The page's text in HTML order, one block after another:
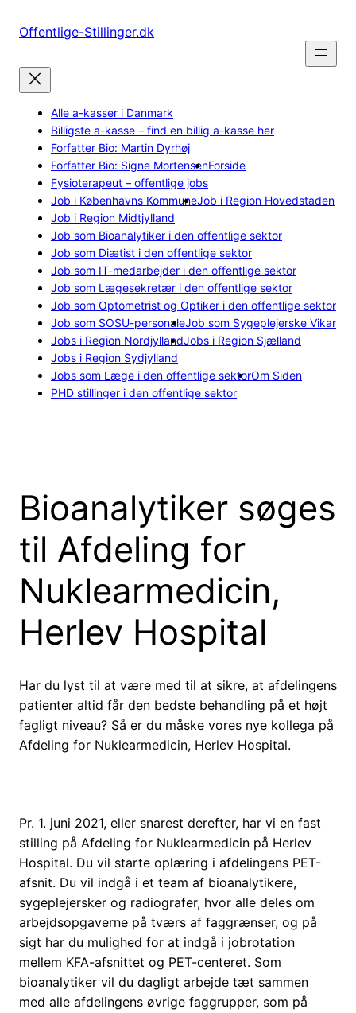
Offentlige-Stillinger.dk
Alle a-kasser i Danmark
Billigste a-kasse – find en billig a-kasse her
Forfatter Bio: Martin Dyrhøj
Forfatter Bio: Signe MortensenForside
Fysioterapeut – offentlige jobs
Job i Københavns KommuneJob i Region Hovedstaden
Job i Region Midtjylland
Job som Bioanalytiker i den offentlige sektor
Job som Diætist i den offentlige sektor
Job som IT-medarbejder i den offentlige sektor
Job som Lægesekretær i den offentlige sektor
Job som Optometrist og Optiker i den offentlige sektor
Job som SOSU-personaleJob som Sygeplejerske Vikar
Jobs i Region NordjyllandJobs i Region Sjælland
Jobs i Region Sydjylland
Jobs som Læge i den offentlige sektorOm Siden
PHD stillinger i den offentlige sektor
Bioanalytiker søges
til Afdeling for
Nuklearmedicin,
Herlev Hospital
Har du lyst til at være med til at sikre, at afdelingens
patienter altid får den bedste behandling på et højt
fagligt niveau? Så er du måske vores nye kollega på
Afdeling for Nuklearmedicin, Herlev Hospital. ​
Pr. 1. juni 2021, eller snarest derefter, har vi en fast
stilling på Afdeling for Nuklearmedicin på Herlev
Hospital. Du vil starte oplæring i afdelingens PET-
afsnit. Du vil indgå i et team af bioanalytikere,
sygeplejersker og radiografer, hvor alle deles om
arbejdsopgaverne på tværs af faggrænser, og på
sigt har du mulighed for at indgå i jobrotation
mellem KFA-afsnittet og PET-centeret. Som
bioanalytiker vil du dagligt arbejde tæt sammen
med alle afdelingens øvrige faggrupper, som på